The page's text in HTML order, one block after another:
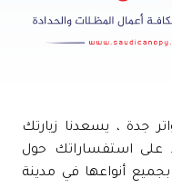
جدة ، يسعدنا زيارتك
على استفساراتك حول
أنواعها في مدينة